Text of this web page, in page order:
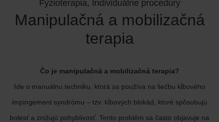
Fyzioterapia, Individuálne procedúry
Manipulačná a mobilizačná
terapia
Čo je manipulačná a mobilizačná terapia?
Ide o manuálnu techniku, ktorá sa používa na liečbu kĺbového
impingement syndrómu – tzv. kĺbových blokád, ktoré spôsobujú
bolesť a znižujú pohyblivosť. Tento problém sa často objavuje na